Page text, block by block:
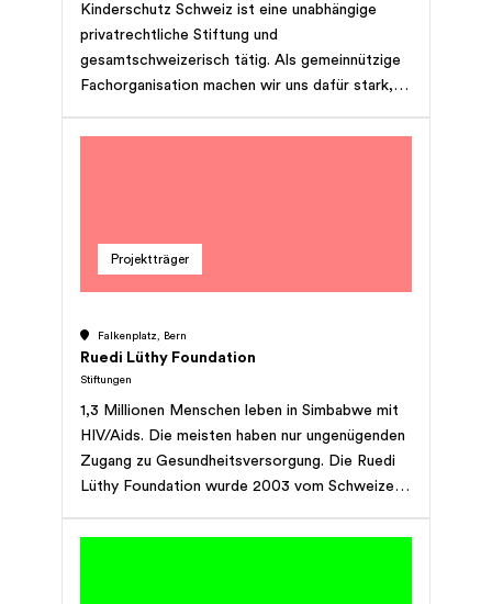
Kinderschutz Schweiz ist eine unabhängige
privatrechtliche Stiftung und
gesamtschweizerisch tätig. Als gemeinnützige
Fachorganisation machen wir uns dafür stark,
UNO-Kinderrechtskonvention in Schutz und
Projektträger
Falkenplatz, Bern
Ruedi Lüthy Foundation
Stiftungen
1,3 Millionen Menschen leben in Simbabwe mit
HIV/Aids. Die meisten haben nur ungenügenden
Zugang zu Gesundheitsversorgung. Die Ruedi
Lüthy Foundation wurde 2003 vom Schweizer
betreibt in Simbabwes Hauptstadt Harare die